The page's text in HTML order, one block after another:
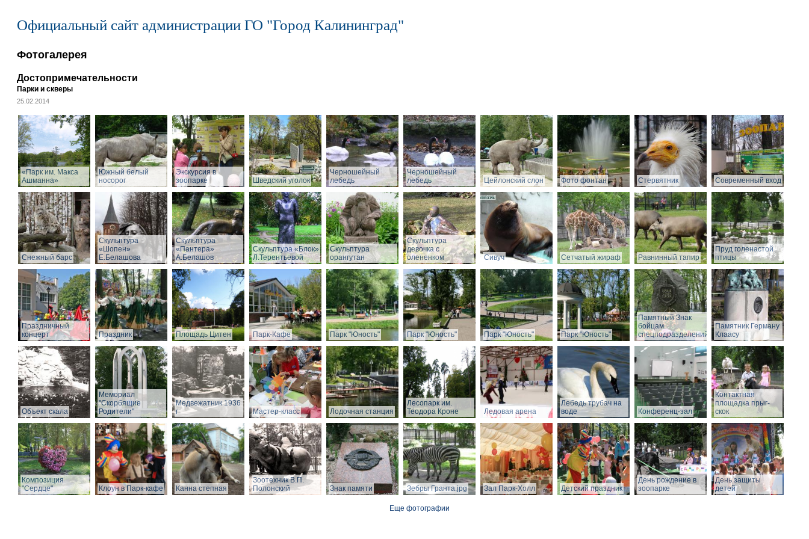
Официальный сайт администрации ГО "Город Калининград"
Фотогалерея
Достопримечательности
Парки и скверы
25.02.2014
«Парк им. Макса
Ашманна»
Южный белый
носорог
Экскурсия в
зоопарке
Шведский уголок
Черношейный
лебедь
Черношейный
лебедь
Цейлонский слон Фото фонтан Стервятник Современный вход
Снежный барс
Скульптура
«Шопен»
Е.Белашова
Скульптура
«Пантера»
А.Белашов
Скульптура «Блок»
Л.Терентьевой
Скульптура
орангутан
Скульптура
девочка с
олененком
Сивуч Сетчатый жираф Равнинный тапир
Пруд голенастой
птицы
Праздничный
концерт
Праздник Площадь Цитен Парк-Кафе Парк "Юность" Парк "Юность" Парк "Юность" Парк "Юность"
Памятный Знак
бойцам
спецподразделений
Памятник Герману
Клаасу
Объект скала
Мемориал
"Скорбящие
Родители"
Медвежатник 1936
г
Мастер-класс Лодочная станция
Лесопарк им.
Теодора Кроне
Ледовая арена
Лебедь трубач на
воде
Конференц-зал
Контактная
площадка прыг-
скок
Композиция
"Сердце"
Клоун в Парк-кафе Канна степная
Зоотехник В.П.
Полонский
Знак памяти Зебры Гранта.jpg Зал Парк-Холл Детский праздник
День рождение в
зоопарке
День защиты
детей
Еще фотографии